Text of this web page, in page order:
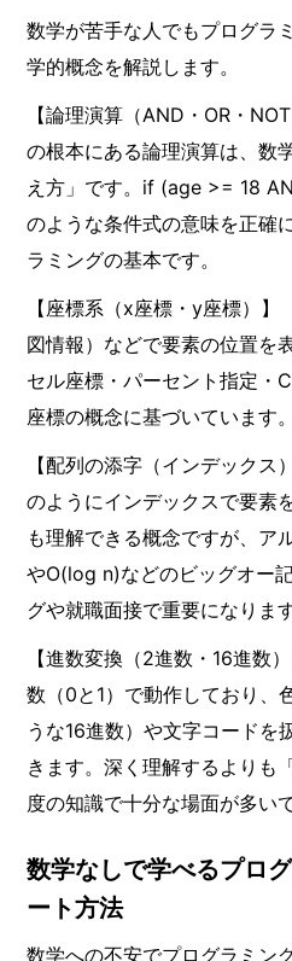
数学が苦手な人でもプログラ
学的概念を解説します。
【論理演算（AND・OR・
の根本にある論理演算は、数
え方」です。if (age >= 18
のような条件式の意味を正確
ラミングの基本です。
【座標系（x座標・y座標）
図情報）などで要素の位置を
セル座標・パーセント指定・
座標の概念に基づいています。
【配列の添字（インデック
のようにインデックスで要素
も理解できる概念ですが、ア
やO(log n)などのビッグオー
グや就職面接で重要になります
【進数変換（2進数・16進
数（0と1）で動作しており、
うな16進数）や文字コードを
きます。深く理解するよりも
度の知識で十分な場面が多いで
数学なしで学べるプロ
ート方法
数学への不安でプログラミン